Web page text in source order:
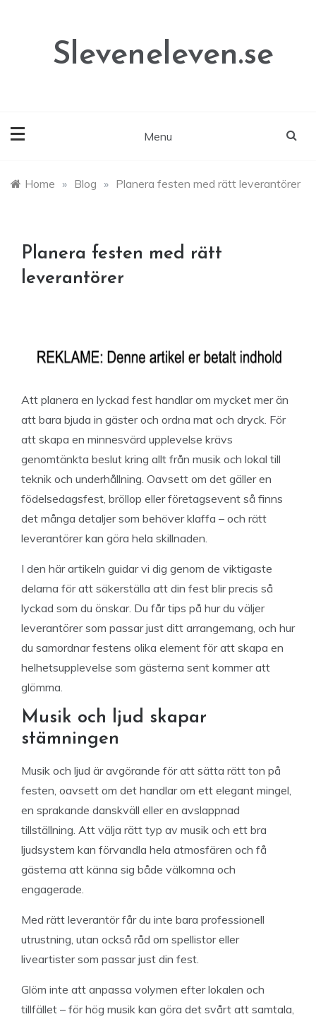
Sleveneleven.se
Menu
Home » Blog » Planera festen med rätt leverantörer
Planera festen med rätt
leverantörer
Att planera en lyckad fest handlar om mycket mer än
att bara bjuda in gäster och ordna mat och dryck. För
att skapa en minnesvärd upplevelse krävs
genomtänkta beslut kring allt från musik och lokal till
teknik och underhållning. Oavsett om det gäller en
födelsedagsfest, bröllop eller företagsevent så finns
det många detaljer som behöver klaffa – och rätt
leverantörer kan göra hela skillnaden.
I den här artikeln guidar vi dig genom de viktigaste
delarna för att säkerställa att din fest blir precis så
lyckad som du önskar. Du får tips på hur du väljer
leverantörer som passar just ditt arrangemang, och hur
du samordnar festens olika element för att skapa en
helhetsupplevelse som gästerna sent kommer att
glömma.
Musik och ljud skapar
stämningen
Musik och ljud är avgörande för att sätta rätt ton på
festen, oavsett om det handlar om ett elegant mingel,
en sprakande danskväll eller en avslappnad
tillställning. Att välja rätt typ av musik och ett bra
ljudsystem kan förvandla hela atmosfären och få
gästerna att känna sig både välkomna och
engagerade.
Med rätt leverantör får du inte bara professionell
utrustning, utan också råd om spellistor eller
liveartister som passar just din fest.
Glöm inte att anpassa volymen efter lokalen och
tillfället – för hög musik kan göra det svårt att samtala,